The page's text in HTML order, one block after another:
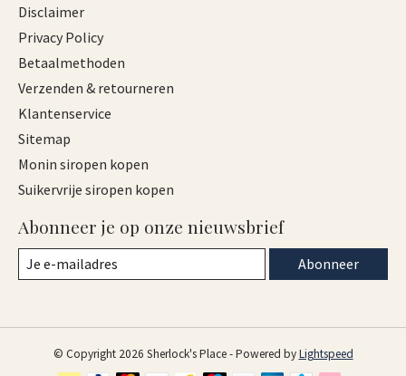
Disclaimer
Privacy Policy
Betaalmethoden
Verzenden & retourneren
Klantenservice
Sitemap
Monin siropen kopen
Suikervrije siropen kopen
Abonneer je op onze nieuwsbrief
Abonneer
© Copyright 2026 Sherlock's Place - Powered byLightspeed